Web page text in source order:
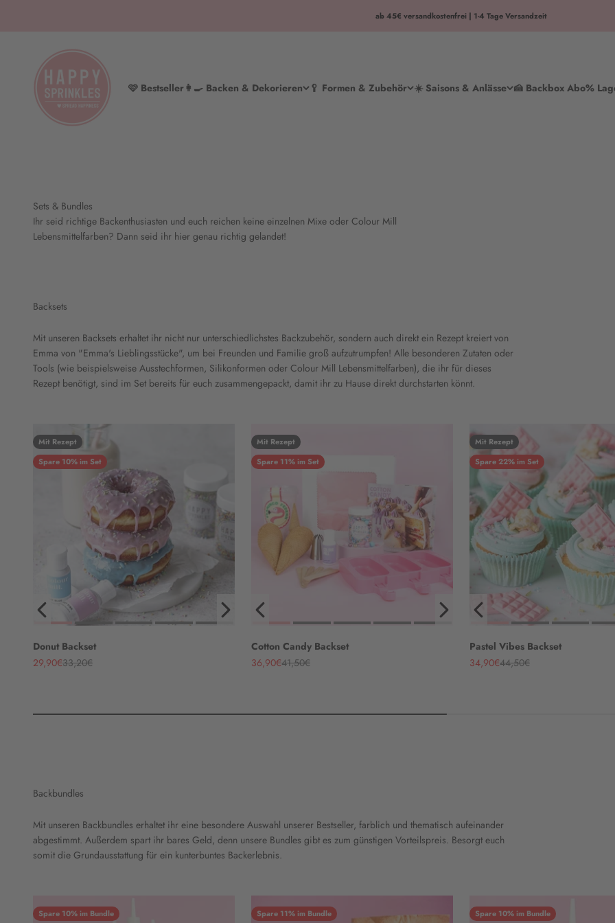
ab 45€ versandkostenfrei | 1-4 Tage Versandzeit
🩷 Bestseller👩‍🍳 Backen & Dekorieren 🥄 Formen & Zubehör ☀️ Saisons & Anlässe 🍰 Backbox Abo%
HAPPY SPRINKLES | D2C
Sets & Bundles
Ihr seid richtige Backenthusiasten und euch reichen keine einzelnen Mixe oder Colour Mill
Lebensmittelfarben? Dann seid ihr hier genau richtig gelandet!
Backsets
Mit unseren Backsets erhaltet ihr nicht nur unterschiedlichstes Backzubehör, sondern auch direkt ein Rezept kreiert von
Emma von "Emma's Lieblingsstücke", um bei Freunden und Familie groß aufzutrumpfen! Alle besonderen Zutaten oder
Tools (wie beispielsweise Ausstechformen, Silikonformen oder Colour Mill Lebensmittelfarben), die ihr für dieses
Rezept benötigt, sind im Set bereits für euch zusammengepackt, damit ihr zu Hause direkt durchstarten könnt.
Mit Rezept
Spare 10% im Set
Donut Backset
Angebot
29,90€Regulärer Preis
33,20€
Mit Rezept
Spare 11% im Set
Cotton Candy Backset
Angebot
36,90€Regulärer Preis
41,50€
Mit Rezept
Spare 22% im Set
Pastel Vibes Backset
Angebot
34,90€Regulärer Preis
44,50€
Backbundles
Mit unseren Backbundles erhaltet ihr eine besondere Auswahl unserer Bestseller, farblich und thematisch aufeinander
abgestimmt. Außerdem spart ihr bares Geld, denn unsere Bundles gibt es zum günstigen Vorteilspreis. Besorgt euch
somit die Grundausstattung für ein kunterbuntes Backerlebnis.
Spare 10% im Bundle Spare 11% im Bundle Spare 10% im Bundle